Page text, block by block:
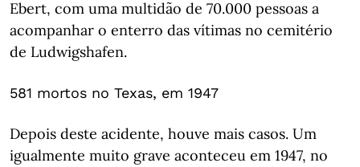
Ebert, com uma multidão de 70.000 pessoas a
acompanhar o enterro das vítimas no cemitério
de Ludwigshafen.
581 mortos no Texas, em 1947
Depois deste acidente, houve mais casos. Um
igualmente muito grave aconteceu em 1947, no